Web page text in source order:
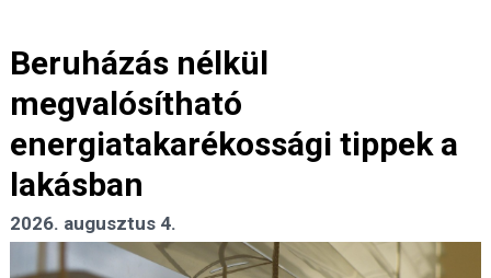
Beruházás nélkül
megvalósítható
energiatakarékossági tippek a
lakásban
2026. augusztus 4.